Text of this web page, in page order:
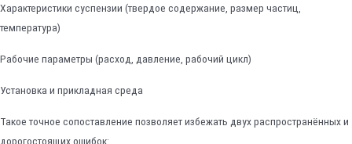
Характеристики суспензии (твердое содержание, размер частиц,
температура)
Рабочие параметры (расход, давление, рабочий цикл)
Установка и прикладная среда
Такое точное сопоставление позволяет избежать двух распространённых и
дорогостоящих ошибок: